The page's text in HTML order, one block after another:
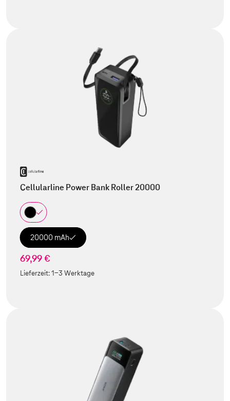
Cellularline Power Bank Roller 20000
20000 mAh
69,99 €
Lieferzeit:1-3 Werktage